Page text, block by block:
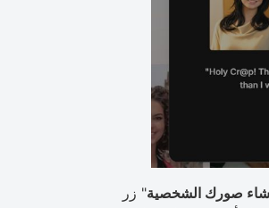
صورك الشخصية" زر